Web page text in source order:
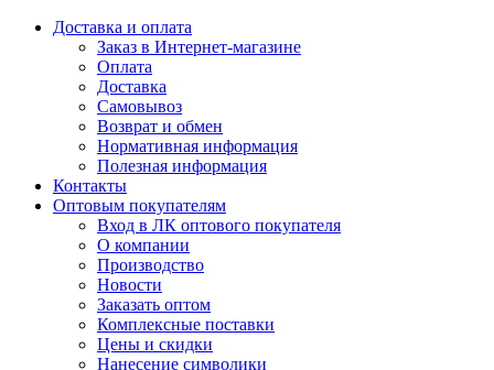
Доставка и оплата
Заказ в Интернет-магазине
Оплата
Доставка
Самовывоз
Возврат и обмен
Нормативная информация
Полезная информация
Контакты
Оптовым покупателям
Вход в ЛК оптового покупателя
О компании
Производство
Новости
Заказать оптом
Комплексные поставки
Цены и скидки
Нанесение символики